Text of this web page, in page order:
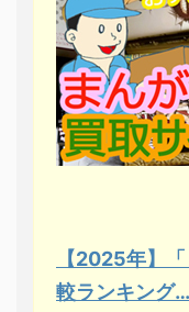
【2025年】
較ランキング